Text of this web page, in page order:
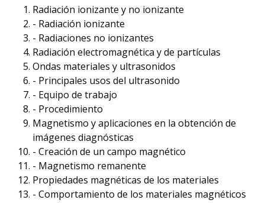
Radiación ionizante y no ionizante
- Radiación ionizante
- Radiaciones no ionizantes
Radiación electromagnética y de partículas
Ondas materiales y ultrasonidos
- Principales usos del ultrasonido
- Equipo de trabajo
- Procedimiento
Magnetismo y aplicaciones en la obtención de
imágenes diagnósticas
- Creación de un campo magnético
- Magnetismo remanente
Propiedades magnéticas de los materiales
- Comportamiento de los materiales magnéticos